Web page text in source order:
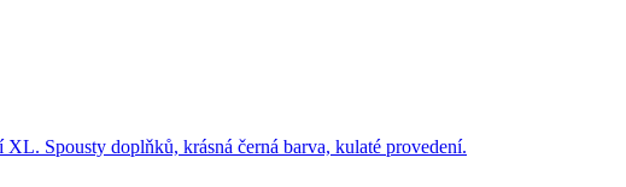
Spousty doplňků, krásná černá barva, kulaté provedení.